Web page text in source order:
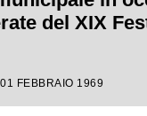
del XIX
FEBBRAIO 1969